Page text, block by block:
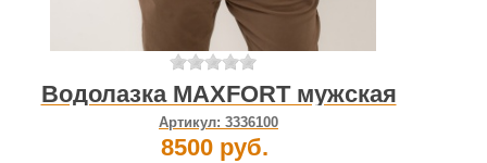
Водолазка MAXFORT мужская
Артикул: 3336100
8500 руб.